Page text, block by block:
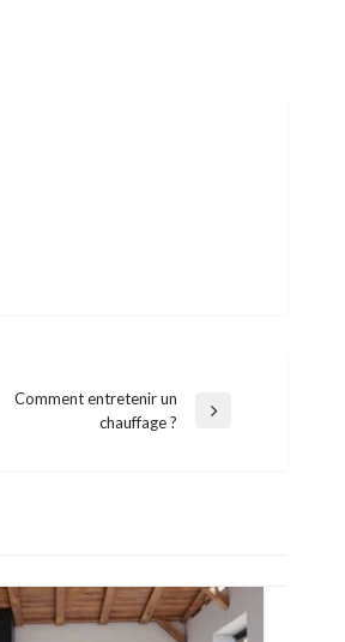
Comment entretenir un
chauffage ?